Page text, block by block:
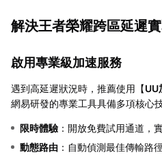
解決王者榮耀跨區延遲
啟用專業級加速服務
遇到高延遲狀況時，推薦使用【UU
網易研發的專業工具具備多項核心
限時體驗 ：開放免費試用通道，
動態路由 ：自動偵測最佳傳輸路